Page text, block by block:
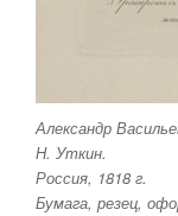
Александр
Н. Уткин.
Россия, 1818 г.
Бумага, резец,